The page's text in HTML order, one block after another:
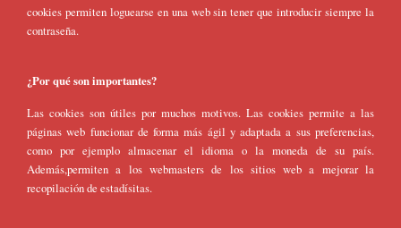
cookies permiten loguearse en una web sin tener que introducir siempre la
contraseña.
¿Por qué son importantes?
Las cookies son útiles por muchos motivos. Las cookies permite a las
páginas web funcionar de forma más ágil y adaptada a sus preferencias,
como por ejemplo almacenar el idioma o la moneda de su país.
Además,permiten a los webmasters de los sitios web a mejorar la
recopilación de estadísitas.